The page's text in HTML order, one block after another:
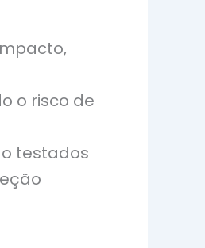
o risco de
testados